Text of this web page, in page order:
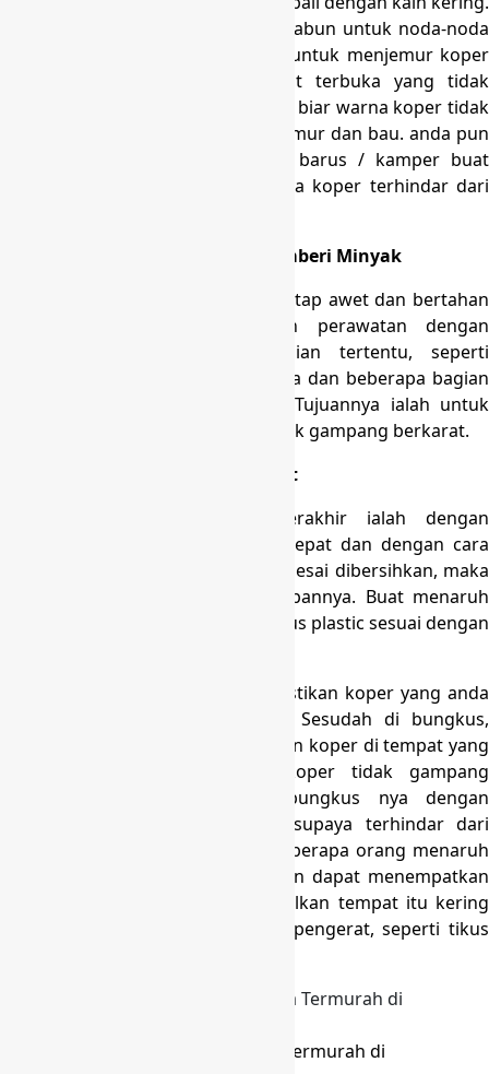
anda pun dapat memakai sedikit sabun untuk noda-noda
yang membandel. Janganlah lupa untuk menjemur koper
atau menempatkannya di tempat terbuka yang tidak
terkena cahaya matahati langsung, biar warna koper tidak
gampang redup, koper tidak berjamur dan bau. anda pun
dapat memakai silica gel, kapur barus / kamper buat
ditempatkan didalam koper supaya koper terhindar dari
Cara Merawat Koper dengan Memberi Minyak
Untuk menjaga biar koper anda tetap awet dan bertahan
lama, anda dapat menjalankan perawatan dengan
memberikan minyak pada bagian tertentu, seperti
resleting biar tidak seret, juga roda dan beberapa bagian
yang terbuat dari bahan logam. Tujuannya ialah untuk
menjaga bagian-bagian itu biar tidak gampang berkarat.
Taruh Koper di Tempat yang Tepat
Cara merawat koper yang terakhir ialah dengan
menyimpan nya di tempat yang tepat dan dengan cara
yang tepat juga. Sesudah koper selesai dibersihkan, maka
langkah berikutnya yaitu menyimpannya. Buat menaruh
koper, anda dapat memakai bungkus plastic sesuai dengan
Disamping itu, anda pun mesti pastikan koper yang anda
bungkus dalam keadaan kering. Sesudah di bungkus,
janganlah lupa untuk menempatkan koper di tempat yang
kering, tidak lembab supaya koper tidak gampang
berjamur. Pastikan anda membungkus nya dengan
menutupi semua bagian koper, supaya terhindar dari
serangga dan debu. Umumnya beberapa orang menaruh
koper nya di atas lemari, anda pun dapat menempatkan
koper tersebut di atas lemari, asalkan tempat itu kering
juga tidak dijangkau oleh hewan pengerat, seperti tikus
Produksi Tas Koper Umroh Harga Termurah di